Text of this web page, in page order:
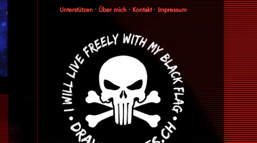
Unterstützen• Über mich•Kontakt•Impressum